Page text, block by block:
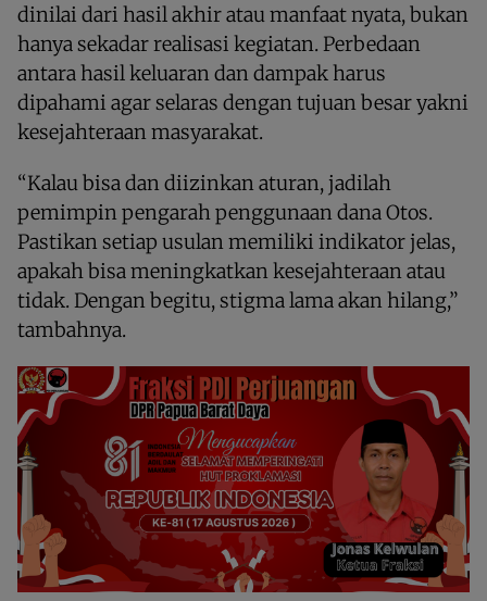
dinilai dari hasil akhir atau manfaat nyata, bukan
hanya sekadar realisasi kegiatan. Perbedaan
antara hasil keluaran dan dampak harus
dipahami agar selaras dengan tujuan besar yakni
kesejahteraan masyarakat.
“Kalau bisa dan diizinkan aturan, jadilah
pemimpin pengarah penggunaan dana Otos.
Pastikan setiap usulan memiliki indikator jelas,
apakah bisa meningkatkan kesejahteraan atau
tidak. Dengan begitu, stigma lama akan hilang,”
tambahnya.